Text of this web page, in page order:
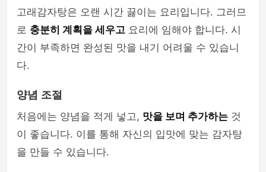
고래감자탕은 오랜 시간 끓이는 요리입니다. 그러므
로 충분히 계획을 세우고 요리에 임해야 합니다. 시
간이 부족하면 완성된 맛을 내기 어려울 수 있습니
다.
양념 조절
처음에는 양념을 적게 넣고, 맛을 보며 추가하는 것
이 좋습니다. 이를 통해 자신의 입맛에 맞는 감자탕
을 만들 수 있습니다.